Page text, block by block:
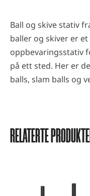
Ball og skive stativ
baller og skiver er
oppbevaringsstativ
på ett sted. Her er
balls, slam balls og
RELATERTE